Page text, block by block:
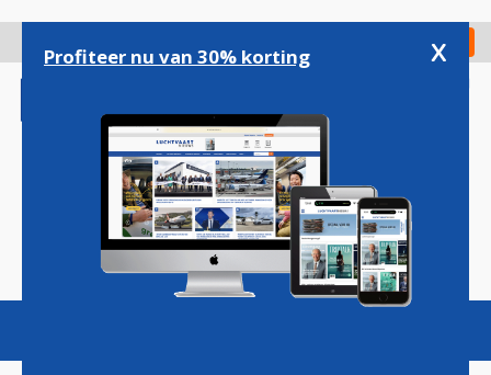
gaan
Check in
Magazine Podcasts Vacatures
Profiteer nu van 30% korting x